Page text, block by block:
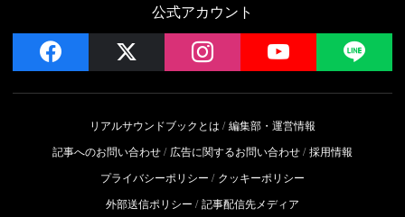
公式アカウント
facebook instagram YouTube
リアルサウンドブックとは
編集部・運営情報
記事へのお問い合わせ
広告に関するお問い合わせ 採用情報
プライバシーポリシー
クッキーポリシー
外部送信ポリシー
記事配信先メディア